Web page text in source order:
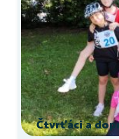
Čtvrťáci a